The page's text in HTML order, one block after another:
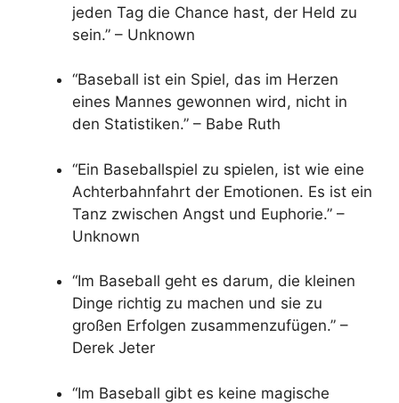
jeden Tag die Chance hast, der Held zu
sein.” – Unknown
“Baseball ist ein Spiel, das im Herzen
eines Mannes gewonnen wird, nicht in
den Statistiken.” – Babe Ruth
“Ein Baseballspiel zu spielen, ist wie eine
Achterbahnfahrt der Emotionen. Es ist ein
Tanz zwischen Angst und Euphorie.” –
Unknown
“Im Baseball geht es darum, die kleinen
Dinge richtig zu machen und sie zu
großen Erfolgen zusammenzufügen.” –
Derek Jeter
“Im Baseball gibt es keine magische